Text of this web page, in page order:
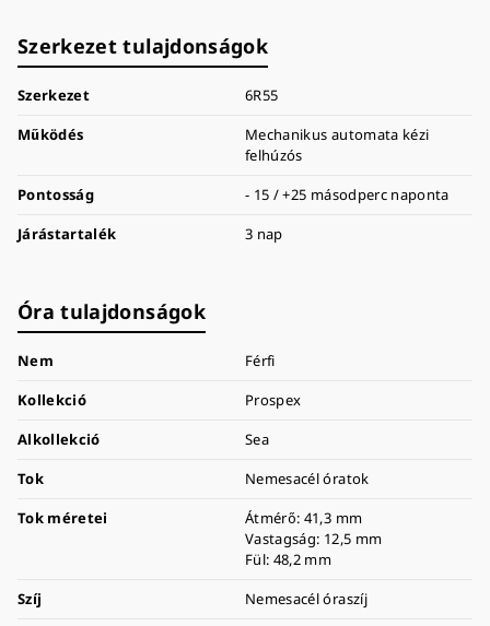
Szerkezet tulajdonságok
Szerkezet
6R55
Működés
Mechanikus automata kézi
felhúzós
Pontosság
- 15 / +25 másodperc naponta
Járástartalék
3 nap
Óra tulajdonságok
Nem
Férfi
Kollekció
Prospex
Alkollekció
Sea
Tok
Nemesacél óratok
Tok méretei
Átmérő: 41,3 mm
Vastagság: 12,5 mm
Fül: 48,2 mm
Szíj
Nemesacél óraszíj